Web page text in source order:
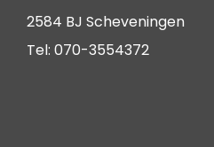
2584 BJ Scheveningen
Tel: 070-3554372